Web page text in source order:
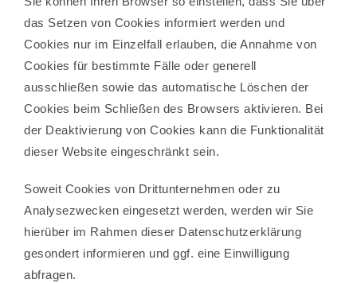
das Setzen von Cookies informiert werden und
Cookies nur im Einzelfall erlauben, die Annahme von
Cookies für bestimmte Fälle oder generell
ausschließen sowie das automatische Löschen der
Cookies beim Schließen des Browsers aktivieren. Bei
der Deaktivierung von Cookies kann die Funktionalität
dieser Website eingeschränkt sein.
Soweit Cookies von Drittunternehmen oder zu
Analysezwecken eingesetzt werden, werden wir Sie
hierüber im Rahmen dieser Datenschutzerklärung
gesondert informieren und ggf. eine Einwilligung
abfragen.